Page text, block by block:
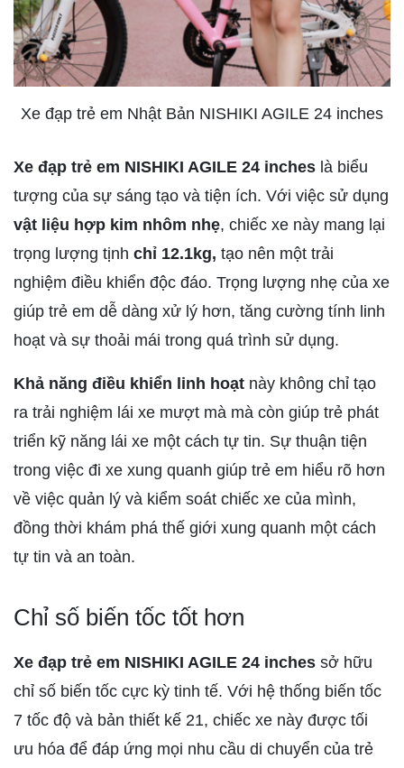
Xe đạp trẻ em Nhật Bản NISHIKI AGILE 24 inches
Xe đạp trẻ em NISHIKI AGILE 24 inches là biểu
tượng của sự sáng tạo và tiện ích. Với việc sử dụng
vật liệu hợp kim nhôm nhẹ, chiếc xe này mang lại
trọng lượng tịnh chỉ 12.1kg, tạo nên một trải
nghiệm điều khiển độc đáo. Trọng lượng nhẹ của xe
giúp trẻ em dễ dàng xử lý hơn, tăng cường tính linh
hoạt và sự thoải mái trong quá trình sử dụng.
Khả năng điều khiển linh hoạt này không chỉ tạo
ra trải nghiệm lái xe mượt mà mà còn giúp trẻ phát
triển kỹ năng lái xe một cách tự tin. Sự thuận tiện
trong việc đi xe xung quanh giúp trẻ em hiểu rõ hơn
về việc quản lý và kiểm soát chiếc xe của mình,
đồng thời khám phá thế giới xung quanh một cách
tự tin và an toàn.
Chỉ số biến tốc tốt hơn
Xe đạp trẻ em NISHIKI AGILE 24 inches sở hữu
chỉ số biến tốc cực kỳ tinh tế. Với hệ thống biến tốc
7 tốc độ và bản thiết kế 21, chiếc xe này được tối
ưu hóa để đáp ứng mọi nhu cầu di chuyển của trẻ